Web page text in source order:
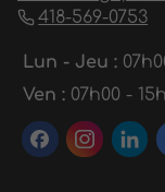
418-569-0753
Lun - Jeu :
Ven : 07h00 -